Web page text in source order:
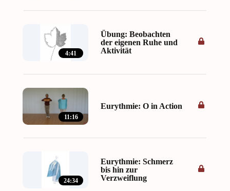
4:41
Übung: Beobachten
der eigenen Ruhe und
Aktivität
11:16
Eurythmie: O in Action
24:34
Eurythmie: Schmerz
bis hin zur
Verzweiflung